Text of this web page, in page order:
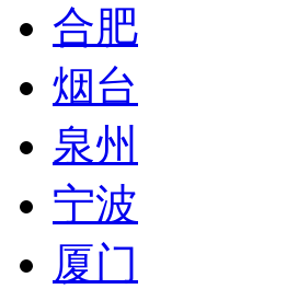
合肥
烟台
泉州
宁波
厦门